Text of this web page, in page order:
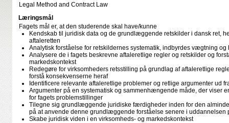
Legal Method and Contract Law
Læringsmål
Fagets mål er, at den studerende skal have/kunne
Kendskab til juridisk data og de grundlæggende retskilder i dansk ret,
aftaleretten
Analytisk forståelse for retskildernes systematik, indbyrdes vægtning
Analysere de i fagets beskrevne aftaleretlige regler og retskilder og
markedskontekst
Redegøre for virksomheders retsstilling på grundlag af aftaleretlige
forstå konsekvenserne heraf
Identificere relevante aftaleretlige problemer og retlige argumenter ud
Argumenter på en systematisk og sammenhængende måde, der viser
for fagets problemstillinger
Tilegne sig grundlæggende juridiske færdigheder inden for den
på at anvende denne grundlæggende forståelse senere i uddannelsen
Skabe juridisk viden i en virksomheds- og markedskontekst